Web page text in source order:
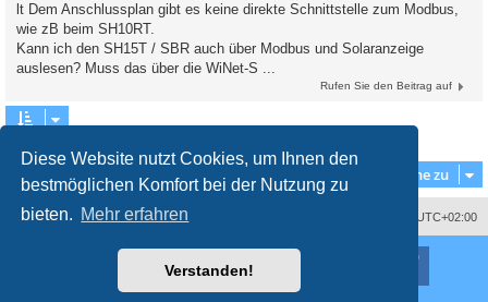
Diese Website nutzt Cookies, um Ihnen den
bestmöglichen Komfort bei der Nutzung zu
bieten. Mehr erfahren
Verstanden!
lt Dem Anschlussplan gibt es keine direkte Schnittstelle zum Modbus,
wie zB beim SH10RT.
Kann ich den SH15T / SBR auch über Modbus und Solaranzeige
auslesen? Muss das über die WiNet-S ...
Rufen Sie den Beitrag auf
Gehe zu
UTC+02:00
Impressum
Nutzungsbedingungen Datenschutzerklärung
® Forum Software © phpBB Limited
Mazeltof2017